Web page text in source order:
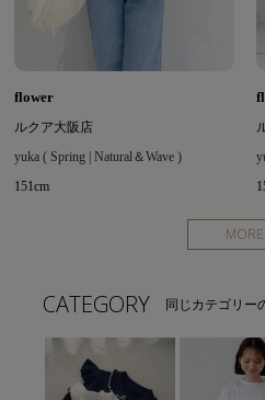
flower
ルクア大阪店
yuka ( Spring | Natural＆Wave )
151cm
MORE
CATEGORY 同じカテゴリー